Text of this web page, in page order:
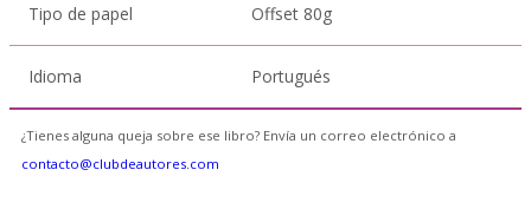
Tipo de papel Offset 80g
Idioma Portugués
¿Tienes alguna queja sobre ese libro? Envía un correo electrónico a
contacto@clubdeautores.com